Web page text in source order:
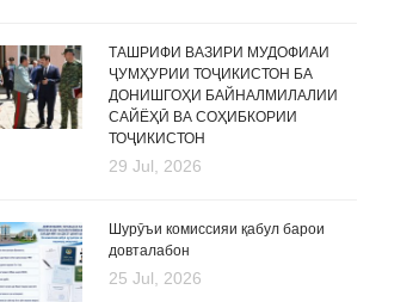
ТАШРИФИ ВАЗИРИ МУДОФИАИ
ҶУМҲУРИИ ТОҶИКИСТОН БА
ДОНИШГОҲИ БАЙНАЛМИЛАЛИИ
САЙЁҲӢ ВА СОҲИБКОРИИ
ТОҶИКИСТОН
29 Jul, 2026
Шурӯъи комиссияи қабул барои
довталабон
25 Jul, 2026